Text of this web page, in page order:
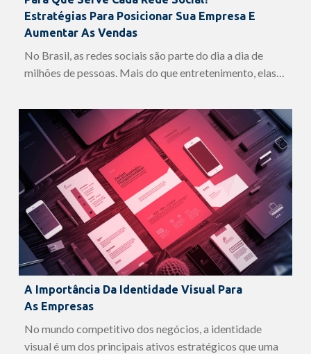
Estratégias Para Posicionar Sua Empresa E
Aumentar As Vendas
No Brasil, as redes sociais são parte do dia a dia de
milhões de pessoas. Mais do que entretenimento, elas…
A Importância Da Identidade Visual Para
As Empresas
No mundo competitivo dos negócios, a identidade
visual é um dos principais ativos estratégicos que uma